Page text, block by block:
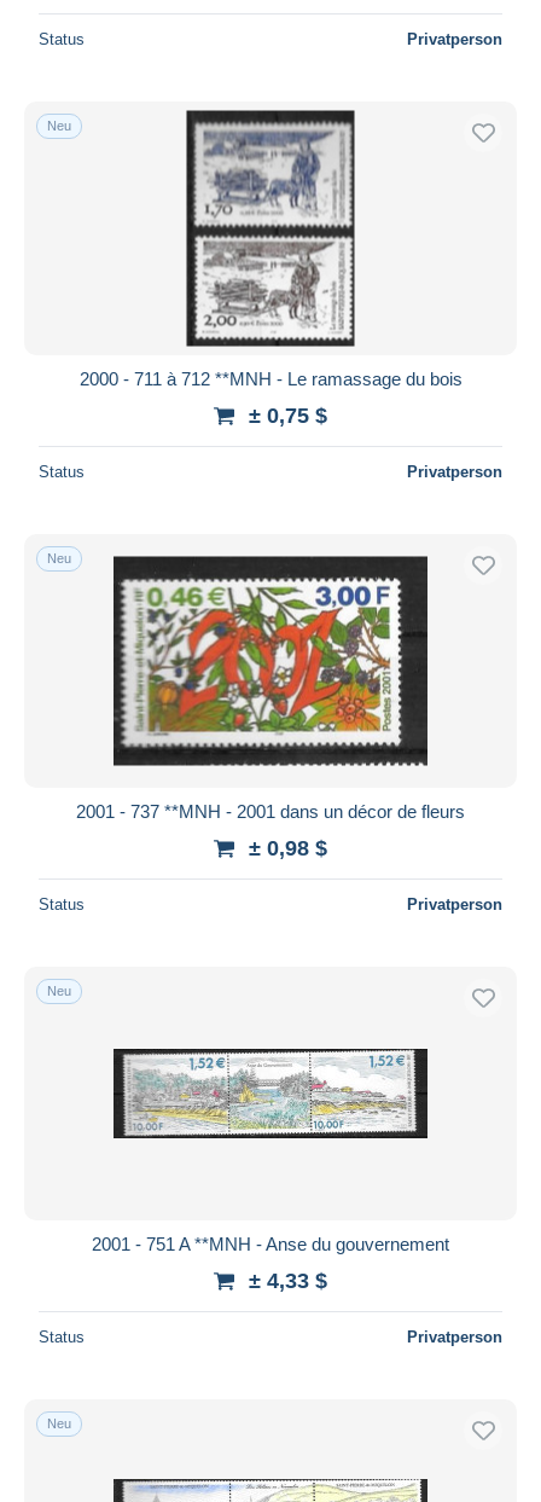
Status Privatperson
Neu
2000 - 711 à 712 **MNH - Le ramassage du bois
± 0,75 $
Status Privatperson
Neu
2001 - 737 **MNH - 2001 dans un décor de fleurs
± 0,98 $
Status Privatperson
Neu
2001 - 751 A **MNH - Anse du gouvernement
± 4,33 $
Status Privatperson
Neu